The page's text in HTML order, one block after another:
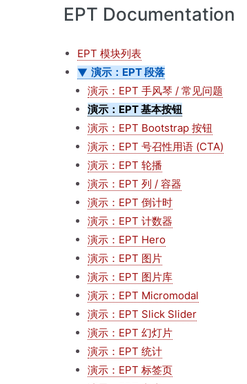
EPT Documentation
EPT 模块列表
演示：EPT 段落
演示：EPT 手风琴 / 常见问题
演示：EPT 基本按钮
演示：EPT Bootstrap 按钮
演示：EPT 号召性用语 (CTA)
演示：EPT 轮播
演示：EPT 列 / 容器
演示：EPT 倒计时
演示：EPT 计数器
演示：EPT Hero
演示：EPT 图片
演示：EPT 图片库
演示：EPT Micromodal
演示：EPT Slick Slider
演示：EPT 幻灯片
演示：EPT 统计
演示：EPT 标签页